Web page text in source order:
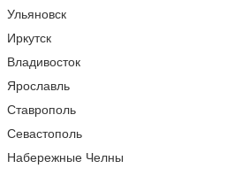
Ульяновск
Иркутск
Владивосток
Ярославль
Ставрополь
Севастополь
Набережные Челны